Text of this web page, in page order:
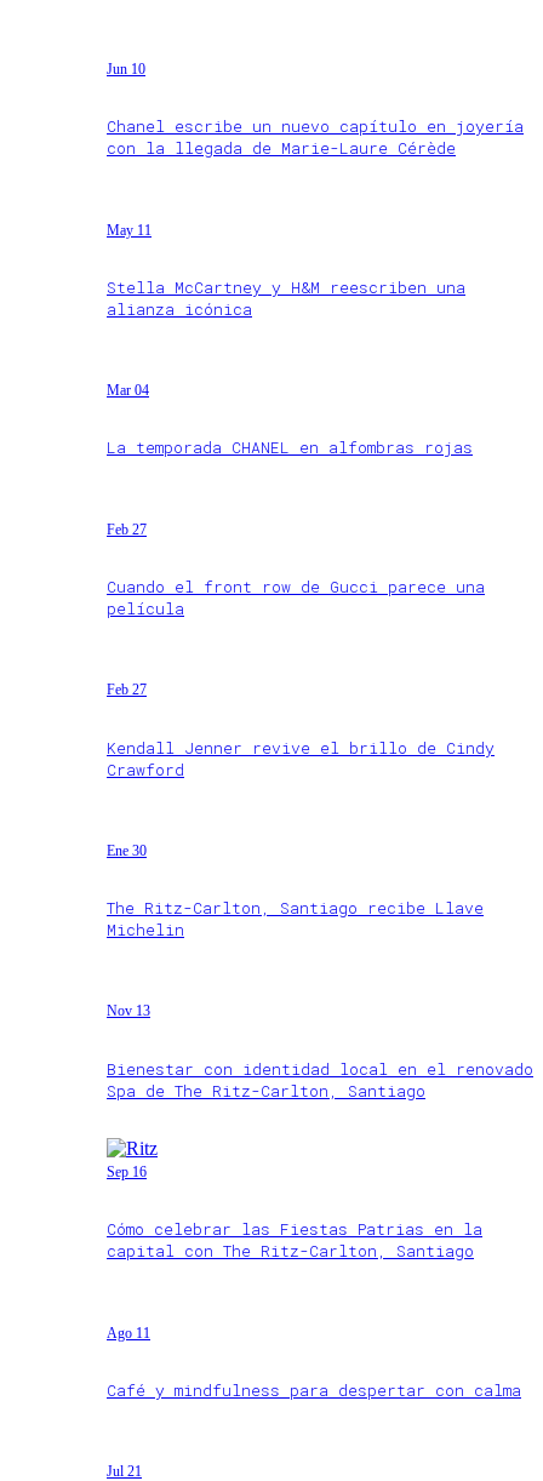
Jun 10
Chanel escribe un nuevo capítulo en joyería
con la llegada de Marie-Laure Cérède
May 11
Stella McCartney y H&M reescriben una
alianza icónica
Mar 04
La temporada CHANEL en alfombras rojas
Feb 27
Cuando el front row de Gucci parece una
película
Feb 27
Kendall Jenner revive el brillo de Cindy
Crawford
Ene 30
The Ritz-Carlton, Santiago recibe Llave
Michelin
Nov 13
Bienestar con identidad local en el renovado
Spa de The Ritz-Carlton, Santiago
Sep 16
Cómo celebrar las Fiestas Patrias en la
capital con The Ritz-Carlton, Santiago
Ago 11
Café y mindfulness para despertar con calma
Jul 21